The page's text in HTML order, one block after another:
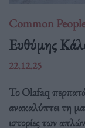
Common
Ευθύμης
22.12.25
Το Olafaq
ανακαλύπτει τη
ιστορίες των